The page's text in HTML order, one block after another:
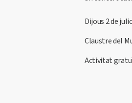
Dijous 2 de
Claustre del
Activitat